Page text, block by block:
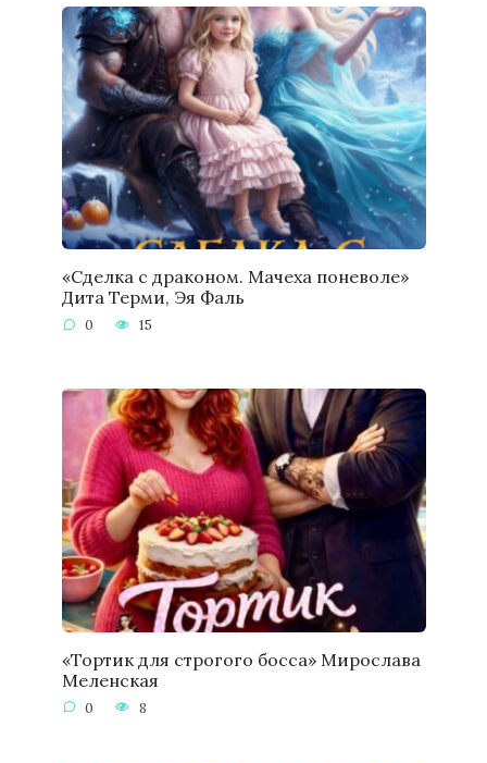
«Сделка с драконом. Мачеха поневоле»
Дита Терми, Эя Фаль
0 15
«Тортик для строгого босса» Мирослава
Меленская
0 8